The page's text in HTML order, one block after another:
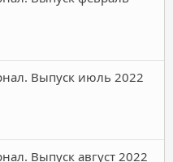
Выпуск июль 2022
Выпуск август 2022